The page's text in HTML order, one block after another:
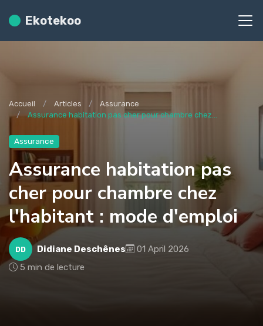
Ekotekoo
Accueil Articles
Assurance
Assurance habitation pas cher pour chambre chez...
Assurance
Assurance habitation pas
cher pour chambre chez
l'habitant : mode d'emploi
DD Didiane Deschênes
01 April 2026
5 min de lecture